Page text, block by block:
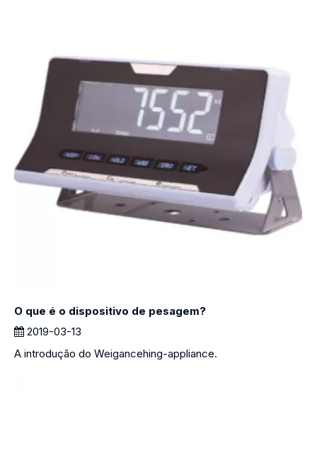
O que é o dispositivo de pesagem?
2019-03-13
A introdução do Weigancehing-appliance.